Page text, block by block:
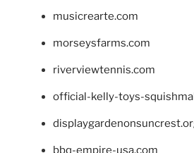
musicrearte.com
morseysfarms.com
riverviewtennis.com
official-kelly-toys-
bbq-empire-usa.com